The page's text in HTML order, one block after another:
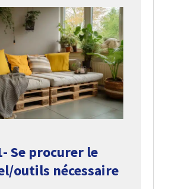
Se procurer le
outils nécessaire